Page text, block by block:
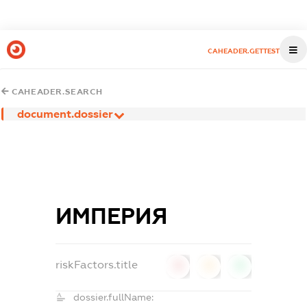
CAHEADER.GETTEST
CAHEADER.SEARCH
document.dossier
ИМПЕРИЯ
riskFactors.title
dossier.fullName: